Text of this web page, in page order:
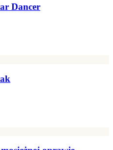
Dancer